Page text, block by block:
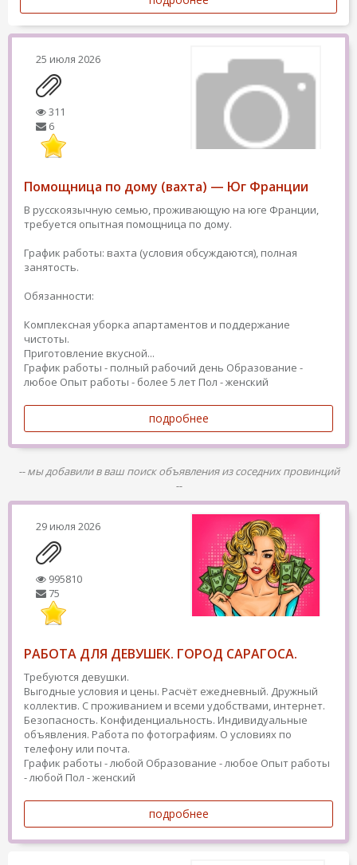
25 июля 2026
311
6
Помощница по дому (вахта) — Юг Франции
В русскоязычную семью, проживающую на юге Франции,
требуется опытная помощница по дому.
График работы: вахта (условия обсуждаются), полная
занятость.
Обязанности:
Комплексная уборка апартаментов и поддержание
чистоты.
Приготовление вкусной...
График работы - полный рабочий день Образование -
любое Опыт работы - более 5 лет Пол - женский
подробнее
-- мы добавили в ваш поиск объявления из соседних провинций
--
29 июля 2026
995810
75
РАБОТА ДЛЯ ДЕВУШЕК. ГОРОД САРАГОСА.
Требуются девушки.
Выгодные условия и цены. Расчёт ежедневный. Дружный
коллектив. С проживанием и всеми удобствами, интернет.
Безопасность. Конфиденциальность. Индивидуальные
объявления. Работа по фотографиям. О условиях по
телефону или почта.
График работы - любой Образование - любое Опыт работы
- любой Пол - женский
подробнее